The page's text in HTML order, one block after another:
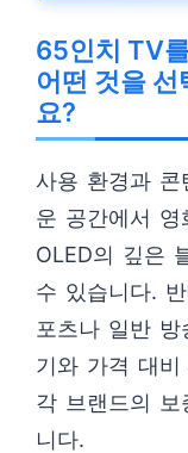
65인치 TV
어떤 것을
요?
사용 환경과
운 공간에서
OLED의 깊은
수 있습니다.
포츠나 일반
기와 가격 대
각 브랜드의
니다.